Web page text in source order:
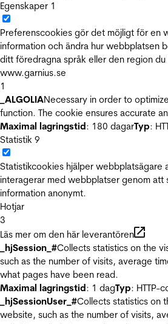
Egenskaper 1
Preferenscookies gör det möjligt för en
information och ändra hur webbplatsen
ditt föredragna språk eller den region
www.garnius.se
1
_ALGOLIANecessary in order to
function. The cookie ensures accurate
Maximal lagringstid: 180 dagarTyp:
Statistik 9
Statistikcookies hjälper webbplatsägare
interagerar med webbplatser genom att
information anonymt.
Hotjar
3
Läs mer om den här leverantören
_hjSession_#Collects statistics on the
such as the number of visits, average
what pages have been read.
Maximal lagringstid: 1 dagTyp: HTTP-
_hjSessionUser_#Collects statistics on
website, such as the number of visits,